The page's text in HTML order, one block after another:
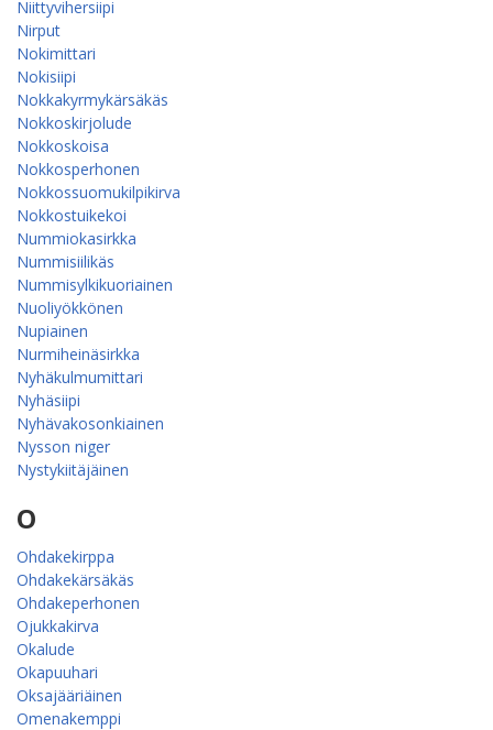
Niittyvihersiipi
Nirput
Nokimittari
Nokisiipi
Nokkakyrmykärsäkäs
Nokkoskirjolude
Nokkoskoisa
Nokkosperhonen
Nokkossuomukilpikirva
Nokkostuikekoi
Nummiokasirkka
Nummisiilikäs
Nummisylkikuoriainen
Nuoliyökkönen
Nupiainen
Nurmiheinäsirkka
Nyhäkulmumittari
Nyhäsiipi
Nyhävakosonkiainen
Nysson niger
Nystykiitäjäinen
O
Ohdakekirppa
Ohdakekärsäkäs
Ohdakeperhonen
Ojukkakirva
Okalude
Okapuuhari
Oksajääriäinen
Omenakemppi